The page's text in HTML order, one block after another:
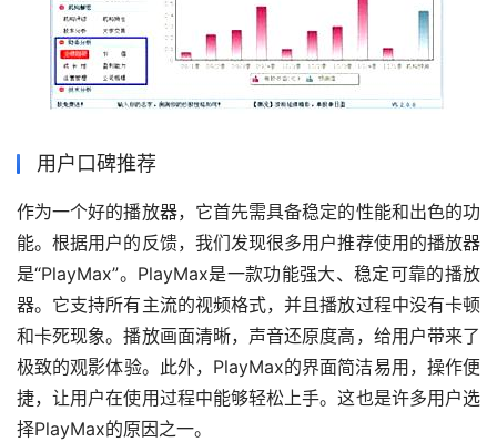
用户口碑推荐
作为一个好的播放器，它首先需具备稳定的性能和出色的功
能。根据用户的反馈，我们发现很多用户推荐使用的播放器
是“PlayMax”。PlayMax是一款功能强大、稳定可靠的播放
器。它支持所有主流的视频格式，并且播放过程中没有卡顿
和卡死现象。播放画面清晰，声音还原度高，给用户带来了
极致的观影体验。此外，PlayMax的界面简洁易用，操作便
捷，让用户在使用过程中能够轻松上手。这也是许多用户选
择PlayMax的原因之一。